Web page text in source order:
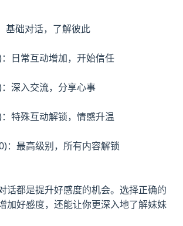
基础对话，了解彼此
日常互动增加，开始信任
深入交流，分享心事
特殊互动解锁，情感升温
：最高级别，所有内容解锁
话都是提升好感度的机会。选择正确的
加好感度，还能让你更深入地了解妹妹